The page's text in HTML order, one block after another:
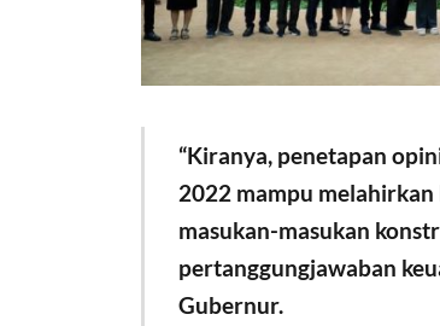
“Kiranya, penetapan
2022 mampu
masukan-masukan
pertanggungjawaban
Gubernur.